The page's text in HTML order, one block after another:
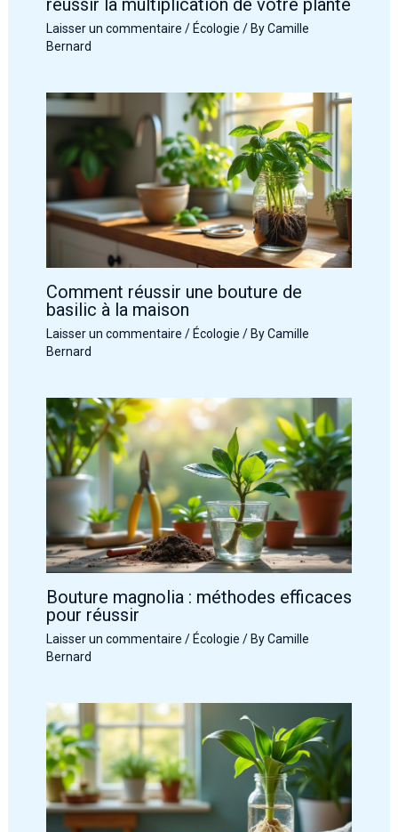
réussir la multiplication de votre plante
Laisser un commentaire / Écologie / ByCamille
Bernard
Comment réussir une bouture de
basilic à la maison
Laisser un commentaire / Écologie / ByCamille
Bernard
Bouture magnolia : méthodes efficaces
pour réussir
Laisser un commentaire / Écologie / ByCamille
Bernard